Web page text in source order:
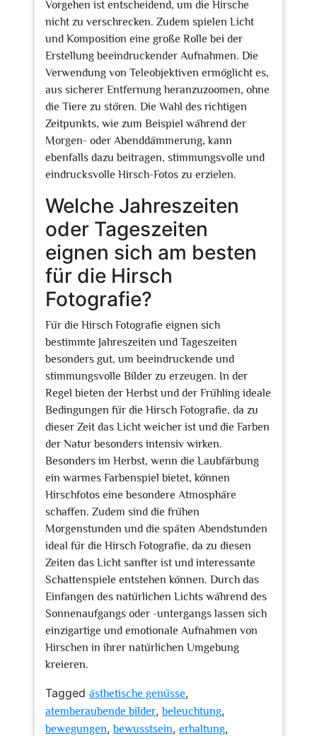
Vorgehen ist entscheidend, um die Hirsche
nicht zu verschrecken. Zudem spielen Licht
und Komposition eine große Rolle bei der
Erstellung beeindruckender Aufnahmen. Die
Verwendung von Teleobjektiven ermöglicht es,
aus sicherer Entfernung heranzuzoomen, ohne
die Tiere zu stören. Die Wahl des richtigen
Zeitpunkts, wie zum Beispiel während der
Morgen- oder Abenddämmerung, kann
ebenfalls dazu beitragen, stimmungsvolle und
eindrucksvolle Hirsch-Fotos zu erzielen.
Welche Jahreszeiten
oder Tageszeiten
eignen sich am besten
für die Hirsch
Fotografie?
Für die Hirsch Fotografie eignen sich
bestimmte Jahreszeiten und Tageszeiten
besonders gut, um beeindruckende und
stimmungsvolle Bilder zu erzeugen. In der
Regel bieten der Herbst und der Frühling ideale
Bedingungen für die Hirsch Fotografie, da zu
dieser Zeit das Licht weicher ist und die Farben
der Natur besonders intensiv wirken.
Besonders im Herbst, wenn die Laubfärbung
ein warmes Farbenspiel bietet, können
Hirschfotos eine besondere Atmosphäre
schaffen. Zudem sind die frühen
Morgenstunden und die späten Abendstunden
ideal für die Hirsch Fotografie, da zu diesen
Zeiten das Licht sanfter ist und interessante
Schattenspiele entstehen können. Durch das
Einfangen des natürlichen Lichts während des
Sonnenaufgangs oder -untergangs lassen sich
einzigartige und emotionale Aufnahmen von
Hirschen in ihrer natürlichen Umgebung
kreieren.
Tagged ästhetische genüsse,
atemberaubende bilder,beleuchtung,
bewegungen,bewusstsein, erhaltung,